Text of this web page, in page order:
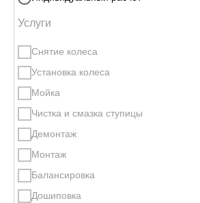
Услуги
Снятие колеса
Установка колеса
Мойка
Чистка и смазка ступицы
Демонтаж
Монтаж
Балансировка
Дошиповка